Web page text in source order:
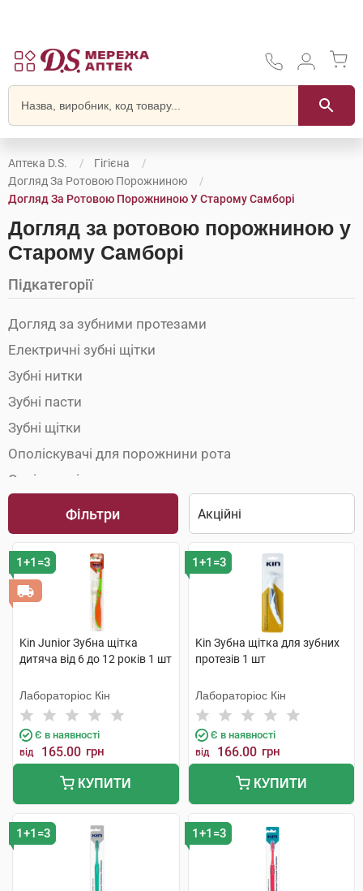
Аптека D.S.
Гігієна
Догляд За Ротовою Порожниною
Догляд За Ротовою Порожниною У Старому Самборі
Догляд за ротовою порожниною у
Старому Самборі
Підкатегорії
Догляд за зубними протезами
Електричні зубні щітки
Зубні нитки
Зубні пасти
Зубні щітки
Ополіскувачі для порожнини рота
Освіжувачі подиху
Фільтри
1+1=3
Kin Junior Зубна щітка
дитяча від 6 до 12 років 1 шт
Лабораторіос Кін
Є в наявності
від 165.00 грн
КУПИТИ
1+1=3
Kin Зубна щітка для зубних
протезів 1 шт
Лабораторіос Кін
Є в наявності
від 166.00 грн
КУПИТИ
1+1=3 1+1=3